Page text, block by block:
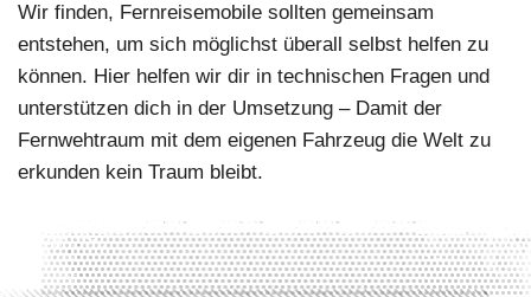
Wir finden, Fernreisemobile sollten gemeinsam
entstehen, um sich möglichst überall selbst helfen zu
können. Hier helfen wir dir in technischen Fragen und
unterstützen dich in der Umsetzung – Damit der
Fernwehtraum mit dem eigenen Fahrzeug die Welt zu
erkunden kein Traum bleibt.